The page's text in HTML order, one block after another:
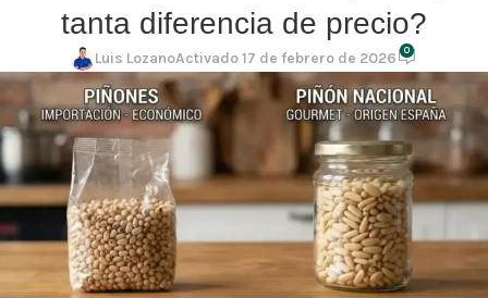
tanta diferencia de precio?
Luis LozanoActivado 17 de febrero de 2026 0